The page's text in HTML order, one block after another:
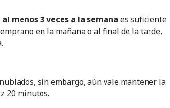
menos 3 veces a la semana es suficiente
en la mañana o al final de la tarde,
sin embargo, aún vale mantener la
20 minutos.